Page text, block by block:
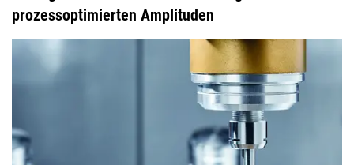
prozessoptimierten Amplituden